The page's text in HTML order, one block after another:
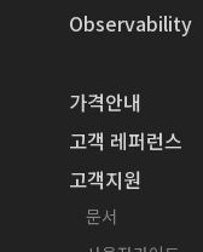
Observability
가격안내
고객 레퍼런스
고객지원
문서